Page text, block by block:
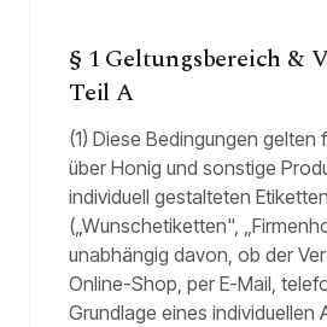
§ 1 Geltungsbereich &
Teil A
(1) Diese Bedingungen gelten
über Honig und sonstige
individuell gestalteten Etiketten
(„Wunschetiketten",
unabhängig davon, ob der
Online-Shop, per E-Mail,
Grundlage eines individuellen